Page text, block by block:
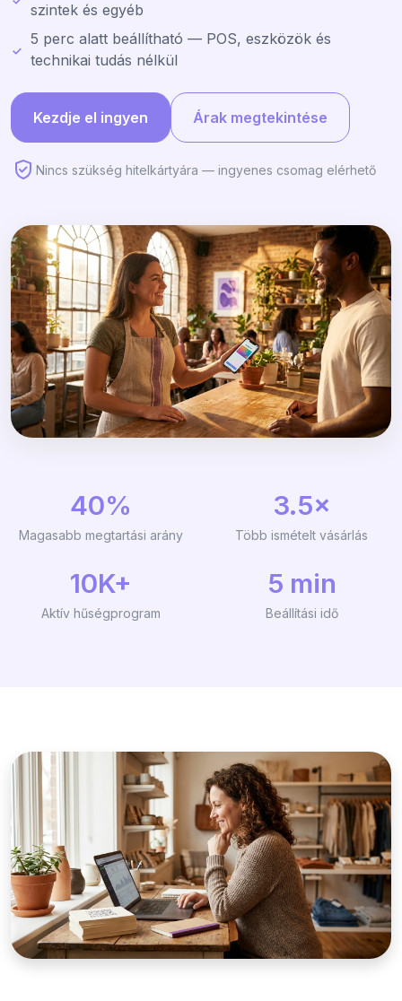
szintek és egyéb
5 perc alatt beállítható — POS, eszközök és
technikai tudás nélkül
Kezdje el ingyen Árak megtekintése
Nincs szükség hitelkártyára — ingyenes csomag elérhető
40%
Magasabb megtartási arány
3.5×
Több ismételt vásárlás
10K+
Aktív hűségprogram
5 min
Beállítási idő